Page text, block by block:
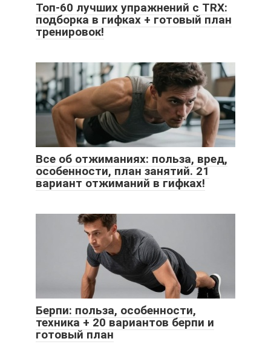
Топ-60 лучших упражнений с TRX:
подборка в гифках + готовый план
тренировок!
Все об отжиманиях: польза, вред,
особенности, план занятий. 21
вариант отжиманий в гифках!
Берпи: польза, особенности,
техника + 20 вариантов берпи и
готовый план